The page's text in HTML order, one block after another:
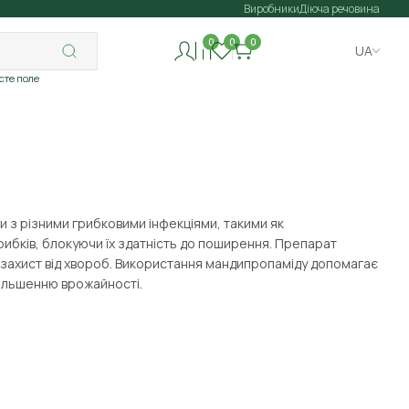
ВиробникиДіюча речовина
поле
0 0 0
UA
різними грибковими інфекціями, такими як
блокуючи їх здатність до поширення. Препарат
від хвороб. Використання мандипропаміду допомагає
врожайності.